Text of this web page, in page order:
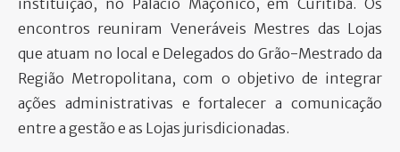
instituição, no Palácio Maçônico, em Curitiba. Os
encontros reuniram Veneráveis Mestres das Lojas
que atuam no local e Delegados do Grão-Mestrado da
Região Metropolitana, com o objetivo de integrar
ações administrativas e fortalecer a comunicação
entre a gestão e as Lojas jurisdicionadas.